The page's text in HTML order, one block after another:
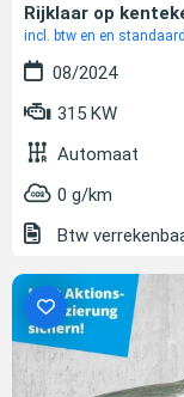
Rijklaar op
incl. btw en en
08/2024
315 KW
Automaat
0 g/km
Btw